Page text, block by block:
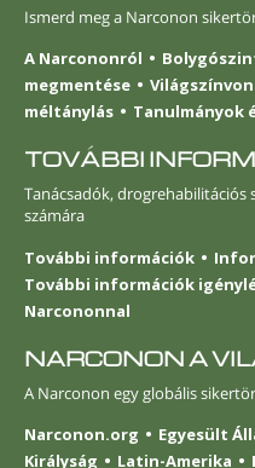
Ismerd meg a Narconon
A Narcononról
megmentése
méltánylás
Tanulmányok
TOVÁBBI
Tanácsadók, drogrehabilitációs
számára
További információk
További információk
Narcononnal
NARCONON A
A Narconon egy globális
Narconon.org
Egyesült
Királyság
Latin-Amerika